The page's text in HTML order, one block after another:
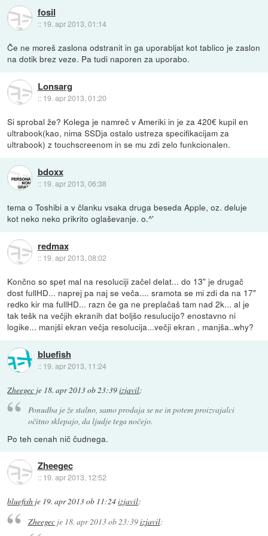
fosil
:: 19. apr 2013, 01:14
Če ne moreš zaslona odstranit in ga uporabljat kot tablico je zaslon
na dotik brez veze. Pa tudi naporen za uporabo.
Lonsarg
:: 19. apr 2013, 01:20
Si sprobal že? Kolega je namreč v Ameriki in je za 420€ kupil en
ultrabook(kao, nima SSDja ostalo ustreza specifikacijam za
ultrabook) z touchscreenom in se mu zdi zelo funkcionalen.
bdoxx
:: 19. apr 2013, 06:38
tema o Toshibi a v članku vsaka druga beseda Apple, oz. deluje
kot neko neko prikrito oglaševanje. o.^'
redmax
:: 19. apr 2013, 08:02
Končno so spet mal na resoluciji začel delat... do 13" je drugač
dost fullHD... naprej pa naj se veča.... sramota se mi zdi da na 17"
redko kir ma fullHD... razn če ga ne preplačaš tam nad 2k... al je
tak tešk na večjih ekranih dat boljšo resulucijo? enostavno ni
logike... manjši ekran večja resolucija...večji ekran , manjša..why?
bluefish
:: 19. apr 2013, 11:24
Zheegec je 18. apr 2013 ob 23:39izjavil:
Ponudba je že stalno, samo prodaja se ne in potem proizvajalci
očitno sklepajo, da ljudje tega nočejo.
Po teh cenah nič čudnega.
Zheegec
:: 19. apr 2013, 12:52
bluefish je 19. apr 2013 ob 11:24izjavil:
Zheegecje 18. apr 2013 ob 23:39izjavil: